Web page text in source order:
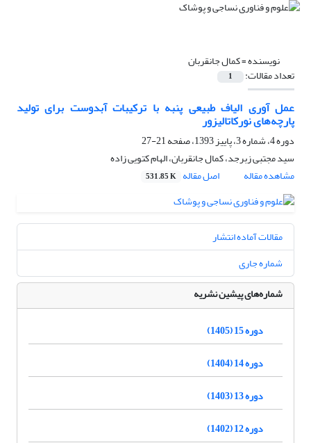
نویسنده =کمال جانقربان
تعداد مقالات: 1
عمل آوری الیاف طبیعی پنبه با ترکیبات آبدوست برای تولید
پارچه‌های نورکاتالیزور
دوره 4، شماره 3، پاییز 1393، صفحه
21-27
سید مجتبی زبرجد، کمال جانقربان، الهام کتویی زاده
مشاهده مقاله
اصل مقاله 531.85 K
مقالات آماده انتشار
شماره جاری
شماره‌های پیشین نشریه
دوره 15 (1405)
دوره 14 (1404)
دوره 13 (1403)
دوره 12 (1402)